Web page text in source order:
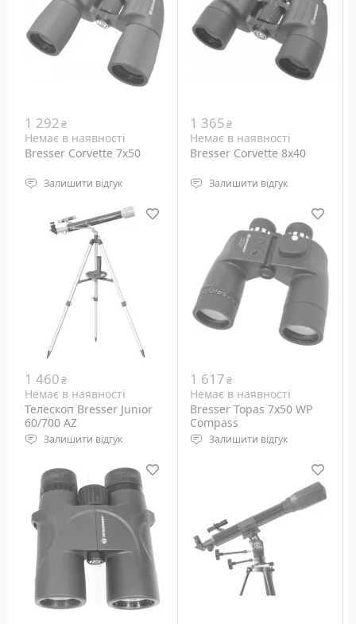
1 292 ₴
Немає в наявності
Bresser Corvette 7x50
Залишити відгук
Тип призм: Porro
Діаметр об'єктива: 50 мм
Кратність наближення:
1 365₴
Немає в наявності
Bresser Corvette 8x40
Залишити відгук
Тип призм: Porro
Діаметр об'єктива: 40 мм
Кратність наближення:
1 460₴
Немає в наявності
Телескоп Bresser Junior
60/700 AZ
Залишити відгук
Діаметр об'єктива: 60 ​​мм
Монтування:
Азімутальне
1 617₴
Немає в наявності
Bresser Topas 7x50 WP
Compass
Залишити відгук
Діаметр об'єктива: 50 мм
Кратність наближення: